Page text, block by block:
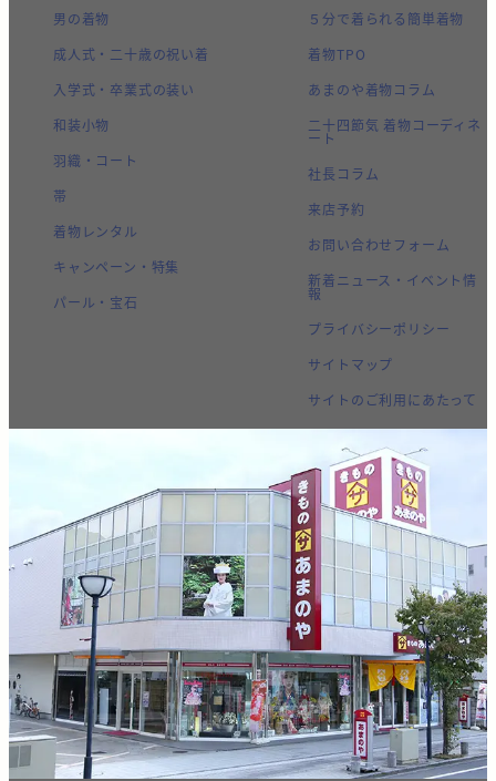
男の着物
成人式・二十歳の祝い着
入学式・卒業式の装い
和装小物
羽織・コート
帯
着物レンタル
キャンペーン・特集
パール・宝石
５分で着られる簡単着物
着物TPO
あまのや着物コラム
二十四節気 着物コーディネ
ート
社長コラム
来店予約
お問い合わせフォーム
新着ニュース・イベント情
報
プライバシーポリシー
サイトマップ
サイトのご利用にあたって